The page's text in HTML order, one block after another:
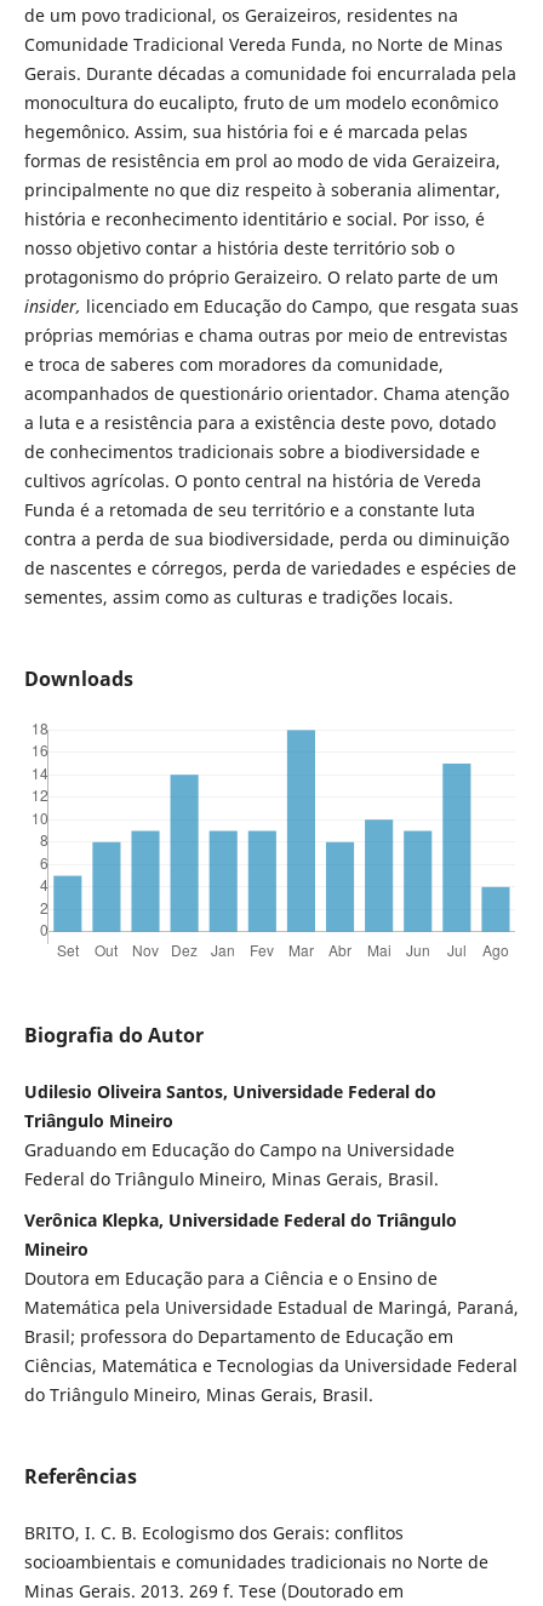
de um povo tradicional, os Geraizeiros, residentes na
Comunidade Tradicional Vereda Funda, no Norte de Minas
Gerais. Durante décadas a comunidade foi encurralada pela
monocultura do eucalipto, fruto de um modelo econômico
hegemônico. Assim, sua história foi e é marcada pelas
formas de resistência em prol ao modo de vida Geraizeira,
principalmente no que diz respeito à soberania alimentar,
história e reconhecimento identitário e social. Por isso, é
nosso objetivo contar a história deste território sob o
protagonismo do próprio Geraizeiro. O relato parte de um
insider, licenciado em Educação do Campo, que resgata suas
próprias memórias e chama outras por meio de entrevistas
e troca de saberes com moradores da comunidade,
acompanhados de questionário orientador. Chama atenção
a luta e a resistência para a existência deste povo, dotado
de conhecimentos tradicionais sobre a biodiversidade e
cultivos agrícolas. O ponto central na história de Vereda
Funda é a retomada de seu território e a constante luta
contra a perda de sua biodiversidade, perda ou diminuição
de nascentes e córregos, perda de variedades e espécies de
sementes, assim como as culturas e tradições locais.
Downloads
Biografia do Autor
Udilesio Oliveira Santos, Universidade Federal do
Triângulo Mineiro
Graduando em Educação do Campo na Universidade
Federal do Triângulo Mineiro, Minas Gerais, Brasil.
Verônica Klepka, Universidade Federal do Triângulo
Mineiro
Doutora em Educação para a Ciência e o Ensino de
Matemática pela Universidade Estadual de Maringá, Paraná,
Brasil; professora do Departamento de Educação em
Ciências, Matemática e Tecnologias da Universidade Federal
do Triângulo Mineiro, Minas Gerais, Brasil.
Referências
BRITO, I. C. B. Ecologismo dos Gerais: conflitos
socioambientais e comunidades tradicionais no Norte de
Minas Gerais. 2013. 269 f. Tese (Doutorado em